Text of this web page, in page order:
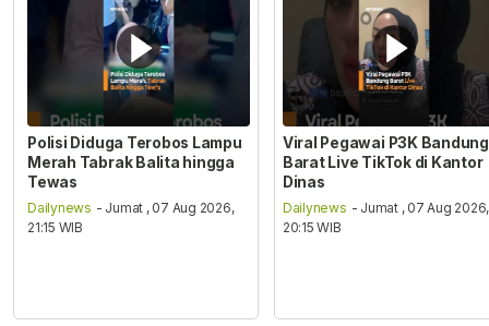
Polisi Diduga Terobos Lampu
Merah Tabrak Balita hingga
Tewas
Dailynews - Jumat , 07 Aug 2026,
21:15 WIB
Viral Pegawai P3K Bandung
Barat Live TikTok di Kantor
Dinas
Dailynews - Jumat , 07 Aug 2026,
20:15 WIB